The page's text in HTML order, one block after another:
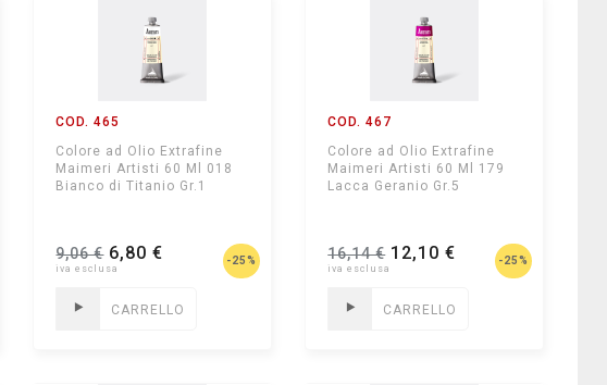
COD. 465
Colore ad Olio Extrafine
Maimeri Artisti 60 Ml 018
Bianco di Titanio Gr.1
9,06 €6,80 € -25%
CARRELLO
COD. 467
Colore ad Olio Extrafine
Maimeri Artisti 60 Ml 179
Lacca Geranio Gr.5
16,14 €12,10 € -25%
CARRELLO